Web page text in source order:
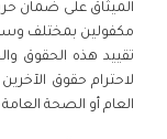
الميثاق على ضمان
تقييد هذه الحقوق
لاحترام حقوق
العام أو الصحة العامة